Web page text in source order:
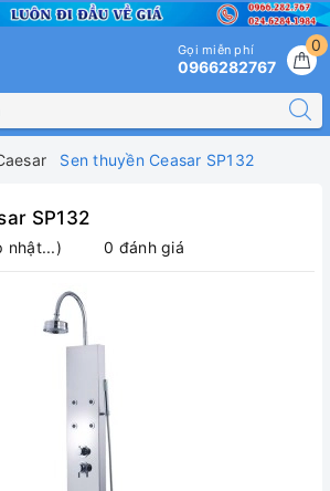
0
Gọi miễn phí
0966282767
Sen thuyền Ceasar SP132
SP132
nhật...) 0 đánh giá